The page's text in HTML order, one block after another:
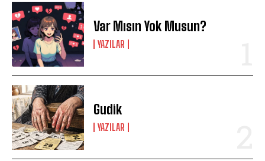
Var Mısın Yok Musun?
YAZILAR
Gudik
YAZILAR